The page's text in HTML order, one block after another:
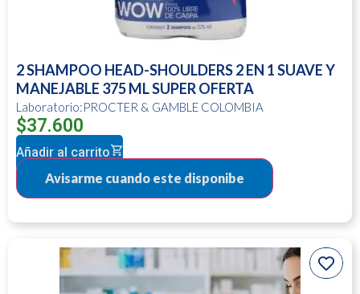
2 SHAMPOO HEAD-SHOULDERS 2 EN 1 SUAVE Y
MANEJABLE 375 ML SUPER OFERTA
Laboratorio:PROCTER & GAMBLE COLOMBIA
$37.600
Añadir al carrito